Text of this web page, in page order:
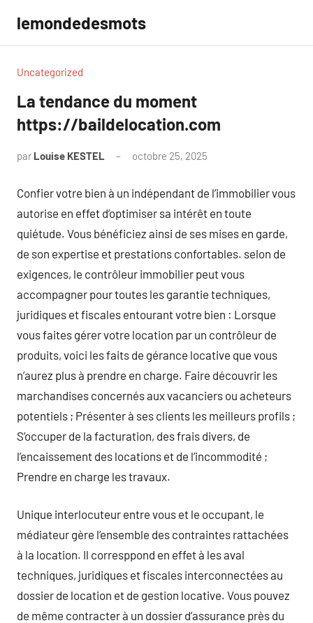
contenu
lemondedesmots
Uncategorized
La tendance du moment
https://baildelocation.com
par Louise KESTEL octobre 25, 2025
Confier votre bien à un indépendant de l’immobilier vous
autorise en effet d’optimiser sa intérêt en toute
quiétude. Vous bénéficiez ainsi de ses mises en garde,
de son expertise et prestations confortables. selon de
exigences, le contrôleur immobilier peut vous
accompagner pour toutes les garantie techniques,
juridiques et fiscales entourant votre bien : Lorsque
vous faites gérer votre location par un contrôleur de
produits, voici les faits de gérance locative que vous
n’aurez plus à prendre en charge. Faire découvrir les
marchandises concernés aux vacanciers ou acheteurs
potentiels ; Présenter à ses clients les meilleurs profils ;
S’occuper de la facturation, des frais divers, de
l’encaissement des locations et de l’incommodité ;
Prendre en charge les travaux.
Unique interlocuteur entre vous et le occupant, le
médiateur gère l’ensemble des contraintes rattachées
à la location. Il corresppond en effet à les aval
techniques, juridiques et fiscales interconnectées au
dossier de location et de gestion locative. Vous pouvez
de même contracter à un dossier d’assurance près du